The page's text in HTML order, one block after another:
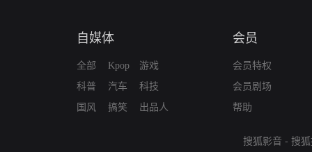
自媒体
全部
科普
国风
Kpop
汽车
搞笑
游戏
科技
出品人
会员
会员特权
会员剧场
帮助
搜狐影音 - 搜